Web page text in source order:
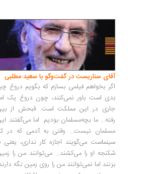
آقای سناریست در گفت‌وگو با سعید مطلبی
اگر بخواهم فیلمی بسازم که بگویم دروغ
بدی است باور نمی‌کنند، چون دروغ یک
جاری در این مملکت است. قبحش از
رفته... ما بچه‌مسلمان بودیم. اما می‌گفتند
مسلمان نیست... وقتی به آدمی که در
سینماست می‌گویند اجازه کار نداری، یعنی
شکنجه او را می‌کشند... می‌توانند من را
بزنند اما نمی‌توانند من را روی زمین نگه